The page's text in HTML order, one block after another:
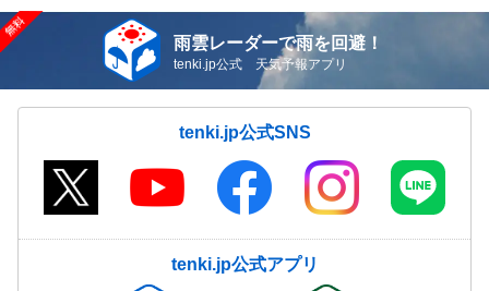
雨雲レーダーで雨を回避！
tenki.jp公式 天気予報アプリ
tenki.jp公式SNS
tenki.jp公式アプリ